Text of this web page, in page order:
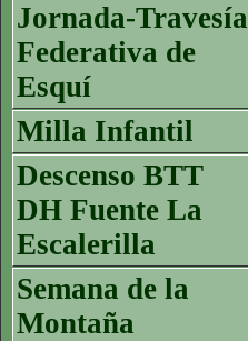
Jornada-Travesía
Federativa de
Esquí
Milla Infantil
Descenso BTT
DH Fuente La
Escalerilla
Semana de la
Montaña